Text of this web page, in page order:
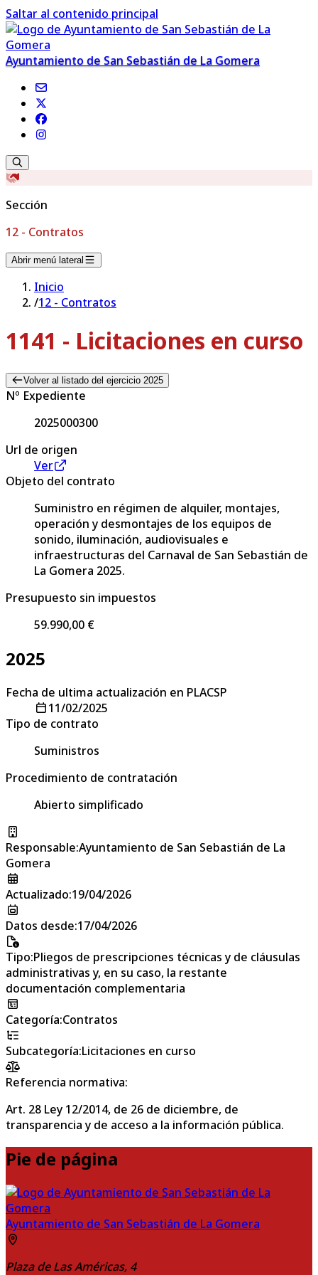
Saltar al contenido principal
Ayuntamiento de San Sebastián de La Gomera
Sección
12 - Contratos
Abrir menú lateral
Inicio
/12 - Contratos
1141 - Licitaciones en curso
Volver al listado del ejercicio 2025
Nº Expediente
2025000300
Url de origen
Ver
Objeto del contrato
Suministro en régimen de alquiler, montajes,
operación y desmontajes de los equipos de
sonido, iluminación, audiovisuales e
infraestructuras del Carnaval de San Sebastián de
La Gomera 2025.
Presupuesto sin impuestos
59.990,00 €
2025
Fecha de ultima actualización en PLACSP
11/02/2025
Tipo de contrato
Suministros
Procedimiento de contratación
Abierto simplificado
Responsable:Ayuntamiento de San Sebastián de La
Gomera
Actualizado:19/04/2026
Datos desde:17/04/2026
Tipo:Pliegos de prescripciones técnicas y de cláusulas
administrativas y, en su caso, la restante
documentación complementaria
Categoría:Contratos
Subcategoría:Licitaciones en curso
Referencia normativa:
Art. 28 Ley 12/2014, de 26 de diciembre, de
transparencia y de acceso a la información pública.
Pie de página
Ayuntamiento de San Sebastián de La Gomera
Plaza de Las Américas, 4